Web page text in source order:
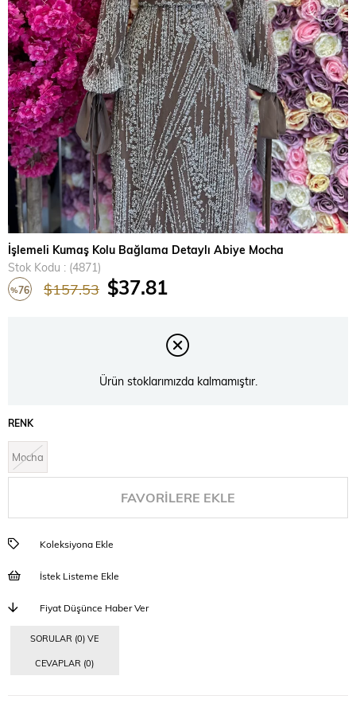
İşlemeli Kumaş Kolu Bağlama Detaylı Abiye Mocha
Stok Kodu
(4871)
%76 $157.53 $37.81
Ürün stoklarımızda kalmamıştır.
RENK
Mocha
FAVORILERE EKLE
Koleksiyona Ekle
İstek Listeme Ekle
Fiyat Düşünce Haber Ver
SORULAR (0) VE
CEVAPLAR (0)